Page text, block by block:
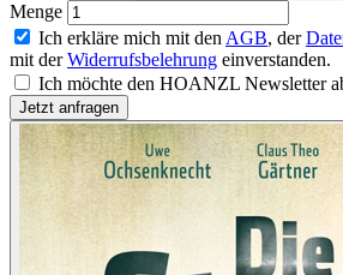
Menge
Ich erkläre mich mit den AGB, der
mit derWiderrufsbelehrung einverstanden.
Ich möchte den HOANZL Newsletter